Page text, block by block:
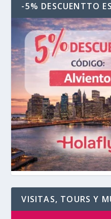
-5% DESCUENTTO
VISITAS, TOURS Y